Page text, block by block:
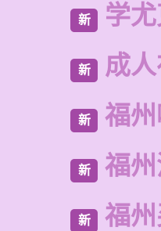
新 学
新 成
新 福
新 福
新 福